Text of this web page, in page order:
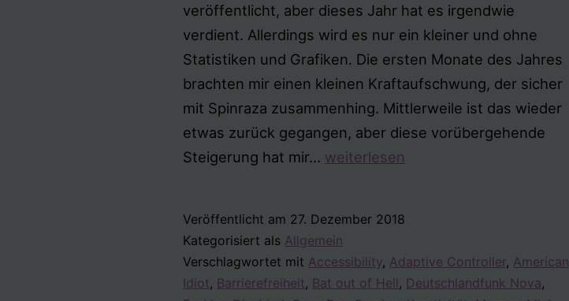
veröffentlicht, aber dieses Jahr hat es irgendwie
verdient. Allerdings wird es nur ein kleiner und ohne
Statistiken und Grafiken. Die ersten Monate des Jahres
brachten mir einen kleinen Kraftaufschwung, der sicher
mit Spinraza zusammenhing. Mittlerweile ist das wieder
etwas zurück gegangen, aber diese vorübergehende
Steigerung hat mir… Mein
weiterlesen
Veröffentlicht am 27. Dezember 2018
Kategorisiert als Allgemein
Verschlagwortet mit Accessibility, Adaptive Controller, American
Idiot, Barrierefreiheit, Bat out of Hell , Deutschlandfunk Nova,